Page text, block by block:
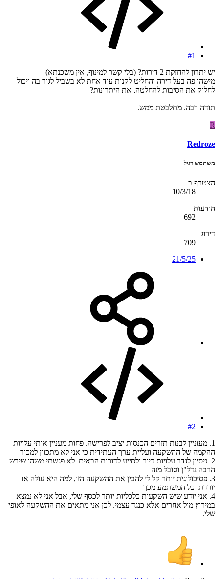
#1
יש יתרון להחזקת 2 דירות? (בלי קשר למינוף, אין משכנתא)
מישהו פה בעל דירה והחליט לקנות עוד אחת לא בשביל לגור בה ויכול
לחלוק את הסיבות להחלטה, את היתרונות?
תודה רבה. מתלבטת ממש.
R
Redroze
משתמש רגיל
הצטרף ב
10/3/18
הודעות
692
דירוג
709
21/5/25
#2
1. מעוניין לבנות תזרים הכנסות יציב לפרישה. פחות מעניין אותי עלויות
ההקמה של ההשקעה ועליית ערך העתידית כי אני לא מתכוון למכור
2. ניסיון לגדר עלויות דיור ולסייע לדורות הבאים. לא פגשתי משהו שירש
הרבה נדל"ן וסובל מזה
3. פסיכולוגית יותר קל לי להבין את ההשקעה הזו, למה היא עולה או
יורדת וכל המשתמע מכך
4. אני יודע שיש השקעות כלכליות יותר לכסף שלי, אבל אני לא נמצא
במירוץ מול אחרים אלא כנגד עצמי. לכן אני מתאים את ההשקעה לאופי
שלי.